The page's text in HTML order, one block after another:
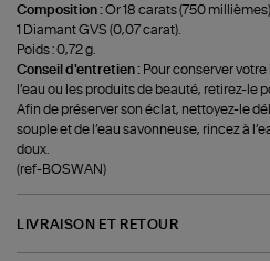
Composition :Or 18 carats (750 millièmes).
1 Diamant GVS (0,07 carat).
Poids : 0,72 g.
Conseil d'entretien : Pour conserver
l’eau ou les produits de beauté, retirez-le
Afin de préserver son éclat, nettoyez-le
souple et de l’eau savonneuse, rincez à
doux.
(ref-BOSWAN)
LIVRAISON ET RETOUR